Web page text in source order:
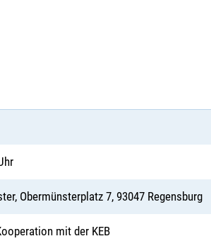
Obermünsterplatz 7, 93047 Regensburg
mit der KEB